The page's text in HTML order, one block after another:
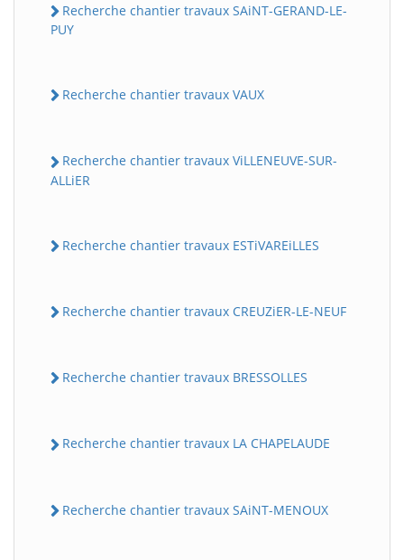
Recherche chantier travaux SAiNT-GERAND-LE-
PUY
Recherche chantier travaux VAUX
Recherche chantier travaux ViLLENEUVE-SUR-
ALLiER
Recherche chantier travaux ESTiVAREiLLES
Recherche chantier travaux CREUZiER-LE-NEUF
Recherche chantier travaux BRESSOLLES
Recherche chantier travaux LA CHAPELAUDE
Recherche chantier travaux SAiNT-MENOUX